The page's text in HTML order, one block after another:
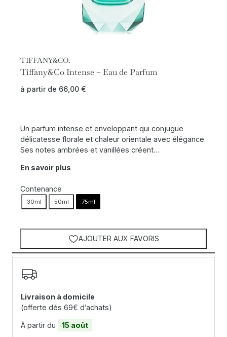
TIFFANY&CO.
Tiffany&Co Intense – Eau de Parfum
à partir de 66,00 €
Un parfum intense et enveloppant qui conjugue
délicatesse florale et chaleur orientale avec élégance.
Ses notes ambrées et vanillées créent…
En savoir plus
Contenance
30ml 50ml 75ml
AJOUTER AUX FAVORIS
Livraison à domicile
(offerte dès 69€ d’achats)
À partir du 15 août